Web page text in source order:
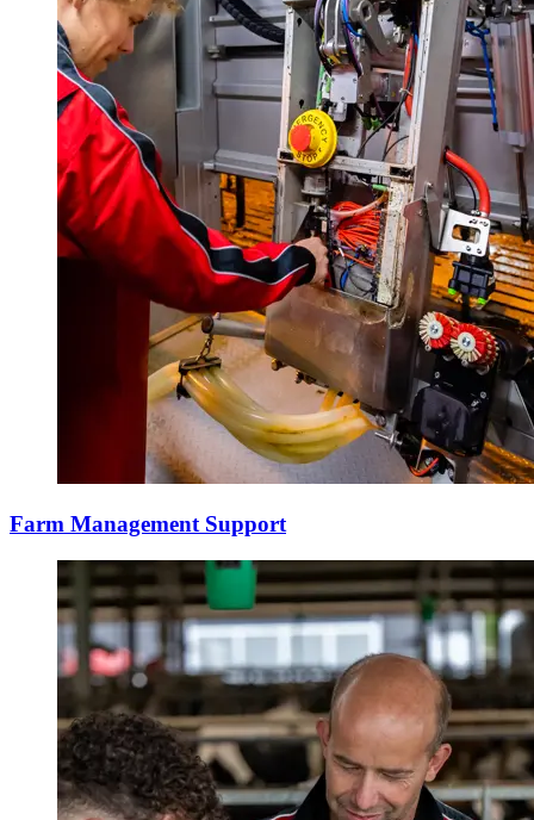
Farm Management Support